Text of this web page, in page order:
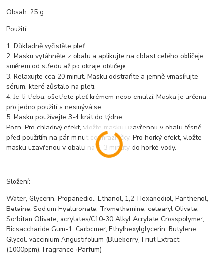
Obsah: 25 g
Použití:
1. Důkladně vyčistěte pleť.
2. Masku vytáhněte z obalu a aplikujte na oblast celého obličeje
směrem od středu až po okraje obličeje.
3. Relaxujte cca 20 minut. Masku odstraňte a jemně vmasírujte
sérum, které zůstalo na pleti.
4. Je-li třeba, ošetřete pleť krémem nebo emulzí. Maska je určena
pro jedno použití a nesmývá se.
5. Masku používejte 3-4 krát do týdne.
Pozn. Pro chladivý efekt, vložte masku uzavřenou v obalu těsně
před použitím na pár minut do mrazničky. Pro horký efekt, vložte
masku uzavřenou v obalu na 2-3 minuty do horké vody.
Složení:
Water, Glycerin, Propanediol, Ethanol, 1,2-Hexanediol, Panthenol,
Betaine, Sodium Hyaluronate, Tromethamine, cetearyl Olivate,
Sorbitan Olivate, acrylates/C10-30 Alkyl Acrylate Crosspolymer,
Biosaccharide Gum-1, Carbomer, Ethylhexylglycerin, Butylene
Glycol, vaccinium Angustifolium (Blueberry) Friut Extract
(1000ppm), Fragrance (Parfum)